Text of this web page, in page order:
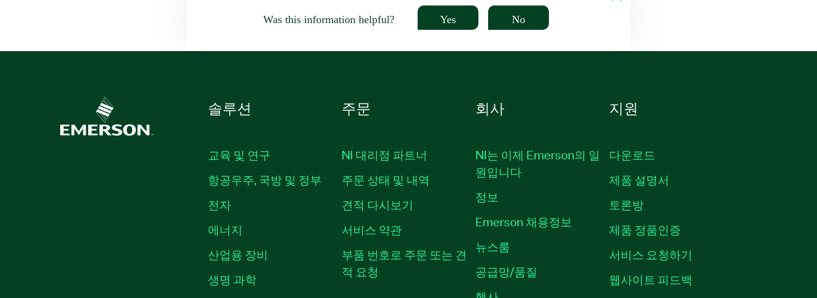
Was this information helpful? Yes No
솔루션
교육 및 연구
항공우주, 국방 및 정부
전자
에너지
산업용 장비
생명 과학
주문
NI 대리점 파트너
주문 상태 및 내역
견적 다시보기
서비스 약관
부품 번호로 주문 또는 견
적 요청
회사
NI는 이제 Emerson의 일
원입니다
정보
Emerson 채용정보
뉴스룸
공급망/품질
지원
다운로드
제품 설명서
토론방
제품 정품인증
서비스 요청하기
웹사이트 피드백